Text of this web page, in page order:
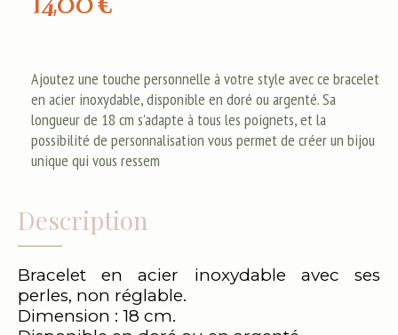
Ajoutez une touche personnelle à votre style avec ce bracelet
en acier inoxydable, disponible en doré ou argenté. Sa
longueur de 18 cm s'adapte à tous les poignets, et la
possibilité de personnalisation vous permet de créer un bijou
unique qui vous ressem
Description
Bracelet en acier inoxydable avec ses
perles, non réglable.
Dimension : 18 cm.